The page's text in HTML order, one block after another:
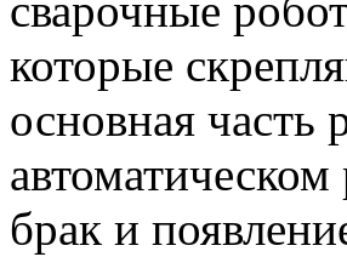
которые
основная часть
брак и